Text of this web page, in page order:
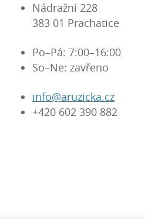
Nádražní 228
383 01 Prachatice
Po–Pá: 7:00–16:00
So–Ne: zavřeno
info@aruzicka.cz
+420 602 390 882